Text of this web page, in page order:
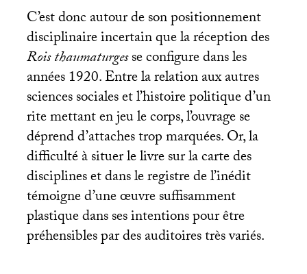
C’est donc autour de son positionnement
disciplinaire incertain que la réception des
Rois thaumaturgesse configure dans les
années 1920. Entre la relation aux autres
sciences sociales et l’histoire politique d’un
rite mettant en jeu le corps, l’ouvrage se
déprend d’attaches trop marquées. Or, la
difficulté à situer le livre sur la carte des
disciplines et dans le registre de l’inédit
témoigne d’une œuvre suffisamment
plastique dans ses intentions pour être
préhensibles par des auditoires très variés.